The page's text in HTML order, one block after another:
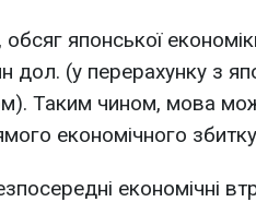
японської
дол. (у перерахунку з
Таким чином, мова
економічного
економічні